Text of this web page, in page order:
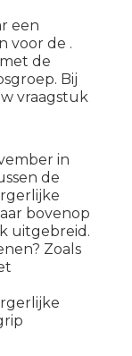
een
voor de .
de
Bij
vraagstuk
in
de
bovenop
uitgebreid.
Zoals